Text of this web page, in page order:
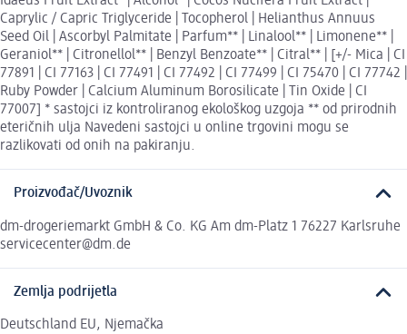
Caprylic / Capric Triglyceride | Tocopherol | Helianthus Annuus
Seed Oil | Ascorbyl Palmitate | Parfum** | Linalool** | Limonene** |
Geraniol** | Citronellol** | Benzyl Benzoate** | Citral** | [+/- Mica | CI
77891 | CI 77163 | CI 77491 | CI 77492 | CI 77499 | CI 75470 | CI 77742 |
Ruby Powder | Calcium Aluminum Borosilicate | Tin Oxide | CI
77007] * sastojci iz kontroliranog ekološkog uzgoja ** od prirodnih
eteričnih ulja Navedeni sastojci u online trgovini mogu se
razlikovati od onih na pakiranju.
Proizvođač/Uvoznik
dm-drogeriemarkt GmbH & Co. KG Am dm-Platz 1 76227 Karlsruhe
servicecenter@dm.de
Zemlja podrijetla
Deutschland EU, Njemačka